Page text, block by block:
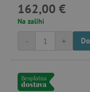
162,00 €
Na zalihi
+
-
Besplatna
dostava